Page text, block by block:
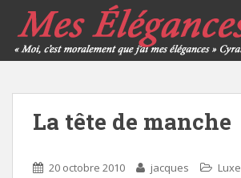
La tête de manche
20 octobre 2010 jacques Luxe